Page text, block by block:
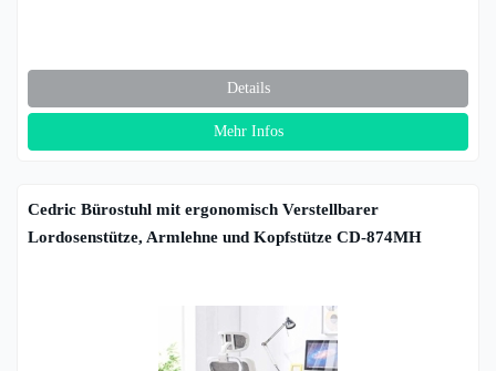
Details
Mehr Infos
Cedric Bürostuhl mit ergonomisch Verstellbarer
Lordosenstütze, Armlehne und Kopfstütze CD-874MH